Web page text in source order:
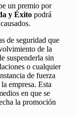
un premio por
y Éxito podrá
de seguridad que
de la
suspenderla sin
o cualquier
de fuerza
empresa. Esta
en que se
la promoción